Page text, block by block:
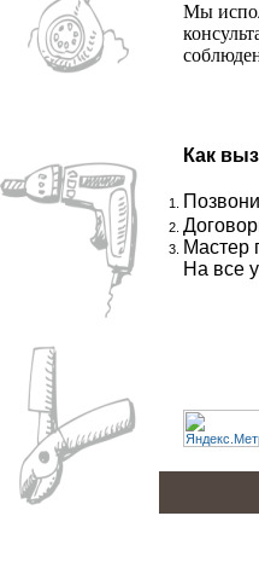
Мы
Как
Мастер
На все